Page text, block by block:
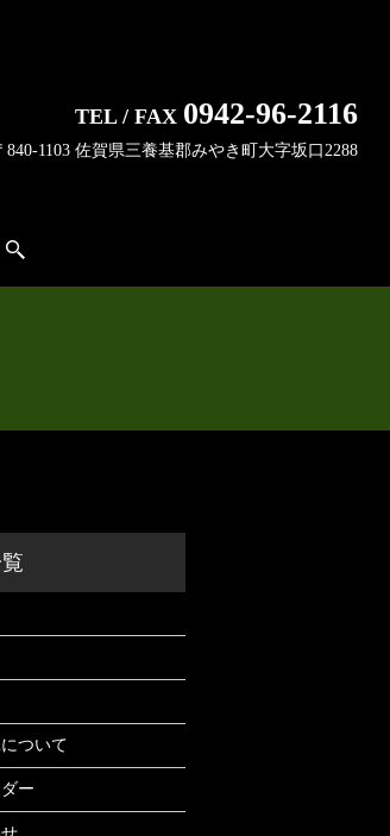
TEL / FAX 0942-96-2116
840-1103 佐賀県三養基郡みやき町大字坂口2288
ついて
ー